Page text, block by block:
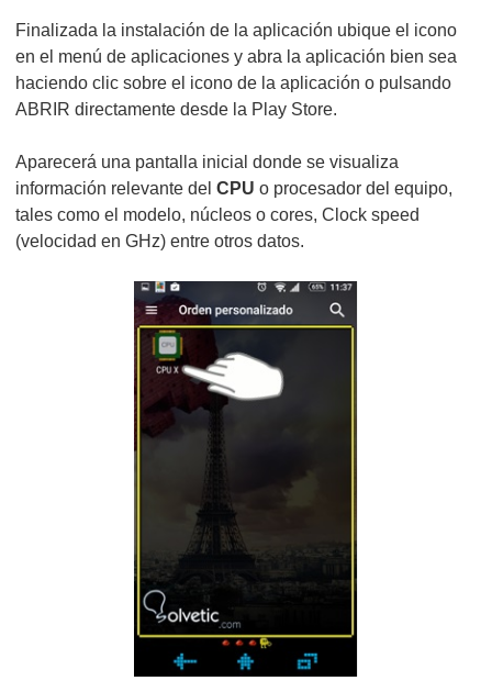
Finalizada la instalación de la aplicación ubique el icono
en el menú de aplicaciones y abra la aplicación bien sea
haciendo clic sobre el icono de la aplicación o pulsando
ABRIR directamente desde la Play Store.
Aparecerá una pantalla inicial donde se visualiza
información relevante del CPU o procesador del equipo,
tales como el modelo, núcleos o cores, Clock speed
(velocidad en GHz) entre otros datos.